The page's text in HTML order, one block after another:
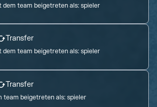
dem team beigetreten als:spieler
Transfer
dem team beigetreten als:spieler
Transfer
team beigetreten als:spieler